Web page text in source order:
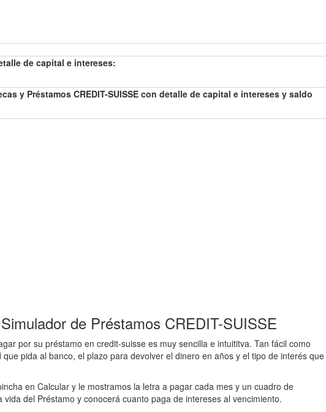
de capital e intereses:
y Préstamos CREDIT-SUISSE con detalle de capital e intereses y saldo
de Préstamos CREDIT-SUISSE
por su préstamo en credit-suisse es muy sencilla e intuititva. Tan fácil como
pida al banco, el plazo para devolver el dinero en años y el tipo de interés que
en Calcular y le mostramos la letra a pagar cada mes y un cuadro de
del Préstamo y conocerá cuanto paga de intereses al vencimiento.